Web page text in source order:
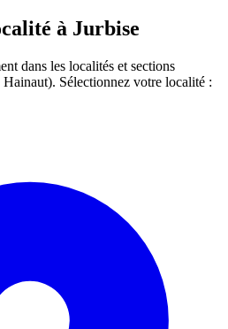
à Jurbise
dans les localités et sections
Sélectionnez votre localité :